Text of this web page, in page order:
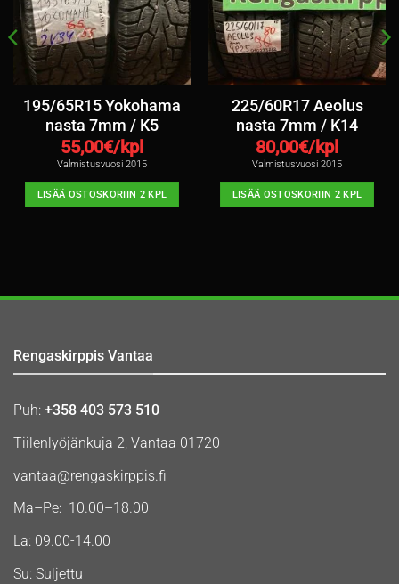
195/65R15 Yokohama
nasta 7mm / K5
55,00€/kpl
Valmistusvuosi 2015
LISÄÄ OSTOSKORIIN 2 KPL
225/60R17 Aeolus
nasta 7mm / K14
80,00€/kpl
Valmistusvuosi 2015
LISÄÄ OSTOSKORIIN 2 KPL
Rengaskirppis Vantaa
Puh: +358 403 573 510
Tiilenlyöjänkuja 2, Vantaa 01720
vantaa@rengaskirppis.fi
Ma–Pe: 10.00–18.00
La: 09.00-14.00
Su: Suljettu